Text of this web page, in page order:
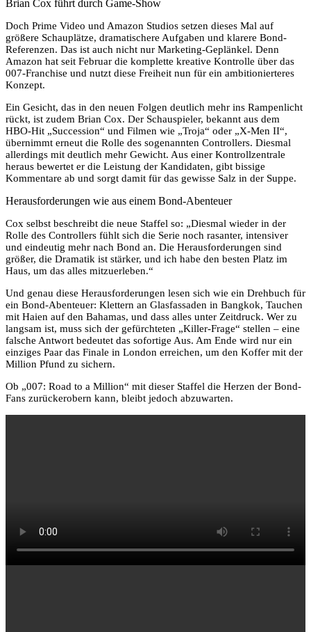
Brian Cox führt durch Game-Show
Doch Prime Video und Amazon Studios setzen dieses Mal auf
größere Schauplätze, dramatischere Aufgaben und klarere Bond-
Referenzen. Das ist auch nicht nur Marketing-Geplänkel. Denn
Amazon hat seit Februar die komplette kreative Kontrolle über das
007-Franchise und nutzt diese Freiheit nun für ein ambitionierteres
Konzept.
Ein Gesicht, das in den neuen Folgen deutlich mehr ins Rampenlicht
rückt, ist zudem Brian Cox. Der Schauspieler, bekannt aus dem
HBO-Hit „Succession“ und Filmen wie „Troja“ oder „X-Men II“,
übernimmt erneut die Rolle des sogenannten Controllers. Diesmal
allerdings mit deutlich mehr Gewicht. Aus einer Kontrollzentrale
heraus bewertet er die Leistung der Kandidaten, gibt bissige
Kommentare ab und sorgt damit für das gewisse Salz in der Suppe.
Herausforderungen wie aus einem Bond-Abenteuer
Cox selbst beschreibt die neue Staffel so: „Diesmal wieder in der
Rolle des Controllers fühlt sich die Serie noch rasanter, intensiver
und eindeutig mehr nach Bond an. Die Herausforderungen sind
größer, die Dramatik ist stärker, und ich habe den besten Platz im
Haus, um das alles mitzuerleben.“
Und genau diese Herausforderungen lesen sich wie ein Drehbuch für
ein Bond-Abenteuer: Klettern an Glasfassaden in Bangkok, Tauchen
mit Haien auf den Bahamas, und dass alles unter Zeitdruck. Wer zu
langsam ist, muss sich der gefürchteten „Killer-Frage“ stellen – eine
falsche Antwort bedeutet das sofortige Aus. Am Ende wird nur ein
einziges Paar das Finale in London erreichen, um den Koffer mit der
Million Pfund zu sichern.
Ob „007: Road to a Million“ mit dieser Staffel die Herzen der Bond-
Fans zurückerobern kann, bleibt jedoch abzuwarten.